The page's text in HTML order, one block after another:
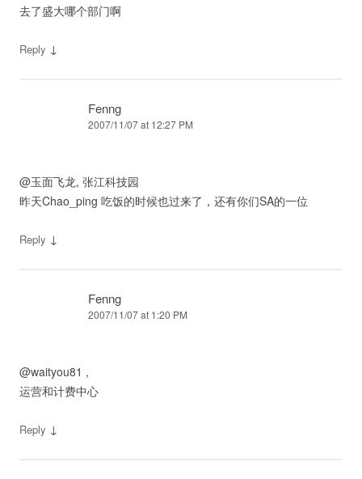
去了盛大哪个部门啊
Reply ↓
Fenng
2007/11/07 at 12:27 PM
@玉面飞龙, 张江科技园
昨天Chao_ping 吃饭的时候也过来了，还有你们SA的一位
Reply ↓
Fenng
2007/11/07 at 1:20 PM
@waityou81 ,
运营和计费中心
Reply ↓